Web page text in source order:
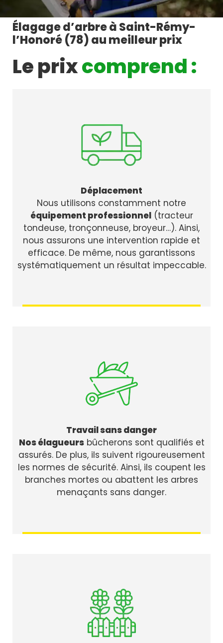
Élagage d’arbre à Saint-Rémy-
l’Honoré (78) au meilleur prix
Le prixcomprend :
Déplacement
Nous utilisons constamment notre
équipement professionnel(tracteur
tondeuse, tronçonneuse, broyeur…). Ainsi,
nous assurons une intervention rapide et
efficace. De même, nous garantissons
systématiquement un résultat impeccable.
Travail sans danger
Nos élagueursbûcherons sont qualifiés et
assurés. De plus, ils suivent rigoureusement
les normes de sécurité. Ainsi, ils coupent les
branches mortes ou abattent les arbres
menaçants sans danger.